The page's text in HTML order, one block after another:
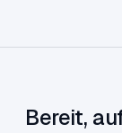
Bereit,